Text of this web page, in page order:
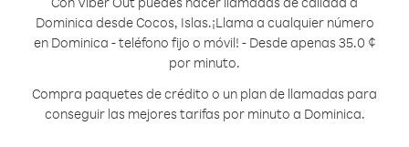
Dominica desde Cocos, Islas.¡Llama a cualquier número
en Dominica - teléfono fijo o móvil! - Desde apenas 35.0 ¢
por minuto.
Compra paquetes de crédito o un plan de llamadas para
conseguir las mejores tarifas por minuto a Dominica.